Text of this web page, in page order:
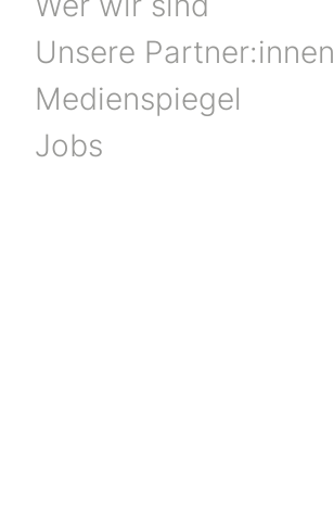
Unsere Partner:innen
Medienspiegel
Jobs